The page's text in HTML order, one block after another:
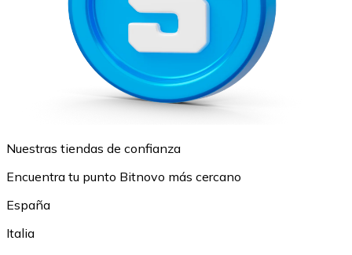
Nuestras tiendas de confianza
Encuentra tu punto Bitnovo más cercano
España
Italia